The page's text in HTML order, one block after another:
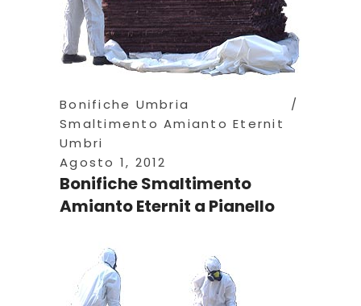
Bonifiche Umbria
Smaltimento Amianto Eternit
Umbri
Agosto 1, 2012
Bonifiche Smaltimento
Amianto Eternit a Pianello